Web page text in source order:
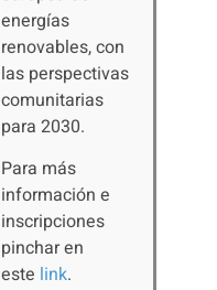
energías
renovables, con
las perspectivas
comunitarias
para 2030.
Para más
información e
inscripciones
pinchar en
este link.